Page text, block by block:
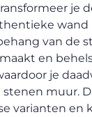
je
wand
van de
en
je
stenen muur.
varianten en